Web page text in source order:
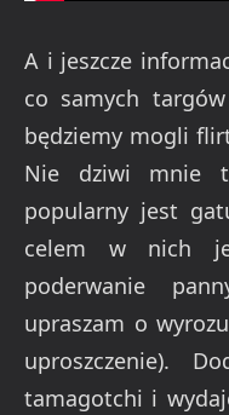
A i jeszcze
co samych
będziemy mogli
Nie dziwi mnie
popularny jest
celem w nich
poderwanie
upraszam o
uproszczenie).
tamagotchi i